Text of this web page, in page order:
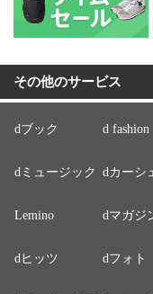
その他のサービス
dブック d fashion
dミュージック dカーシ
Lemino dマガジ
dヒッツ dフォト